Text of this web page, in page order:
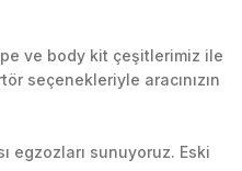
ve body kit çeşitlerimiz ile
seçenekleriyle aracınızın
egzozları sunuyoruz. Eski